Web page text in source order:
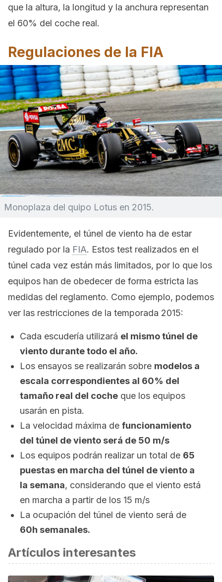
que la altura, la longitud y la anchura representan
el 60% del coche real.
Regulaciones de la FIA
Monoplaza del quipo Lotus en 2015.
Evidentemente, el túnel de viento ha de estar
regulado por la FIA. Estos test realizados en el
túnel cada vez están más limitados, por lo que los
equipos han de obedecer de forma estricta las
medidas del reglamento. Como ejemplo, podemos
ver las restricciones de la temporada 2015:
Cada escudería utilizará el mismo túnel de
viento durante todo el año.
Los ensayos se realizarán sobre modelos a
escala correspondientes al 60% del
tamaño real del coche que los equipos
usarán en pista.
La velocidad máxima de funcionamiento
del túnel de viento será de 50 m/s
Los equipos podrán realizar un total de 65
puestas en marcha del túnel de viento a
la semana, considerando que el viento está
en marcha a partir de los 15 m/s
La ocupación del túnel de viento será de
60h semanales.
Artículos interesantes